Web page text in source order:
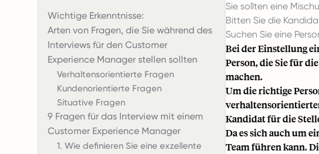
Wichtige Erkenntnisse:
Arten von Fragen, die Sie während des
Interviews für den Customer
Experience Manager stellen sollten
Verhaltensorientierte Fragen
Kundenorientierte Fragen
Situative Fragen
9 Fragen für das Interview mit einem
Customer Experience Manager
1. Wie definieren Sie eine exzellente
Sie sollten eine
Bitten Sie die
Suchen Sie eine
Bei der Einstellung
Person, die Sie für
machen.
Um die richtige
Kandidat für die
Da es sich auch um
Team führen kann.